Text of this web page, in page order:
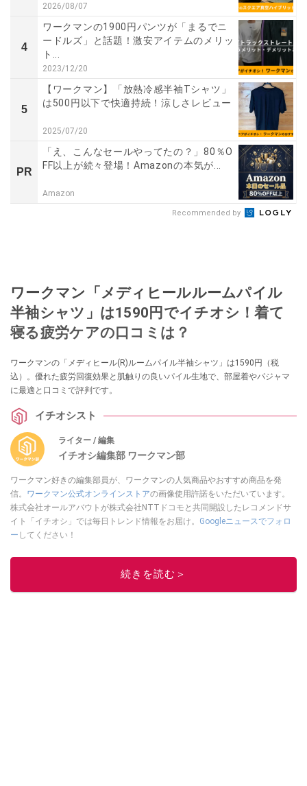
2026/08/07
4
ワークマンの1900円パンツが「まるでニ
ードルズ」と話題！激安アイテムのメリッ
ト...
2023/12/20
5
【ワークマン】「放熱冷感半袖Tシャツ」
は500円以下で快適持続！涼しさレビュー
2025/07/20
PR
「え、こんなセールやってたの？」80％O
FF以上が続々登場！Amazonの本気が...
Amazon
Recommended by
ワークマン「メディヒールルームパイル
半袖シャツ」は1590円でイチオシ！着て
寝る疲労ケアの口コミは？
ワークマンの「メディヒール(R)ルームパイル半袖シャツ」は1590円（税
込）。優れた疲労回復効果と肌触りの良いパイル生地で、部屋着やパジャマ
に最適と口コミで評判です。
イチオシスト
ライター / 編集
イチオシ編集部 ワークマン部
ワークマン好きの編集部員が、ワークマンの人気商品やおすすめ商品を発
信。 ワークマン公式オンラインストアの画像使用許諾をいただいています。
株式会社オールアバウトが株式会社NTTドコモと共同開設したレコメンドサ
イト「イチオシ」では毎日トレンド情報をお届け。 Googleニュースでフォロ
ー してください！
このイチオシストの他の記事を読む
続きを読む＞